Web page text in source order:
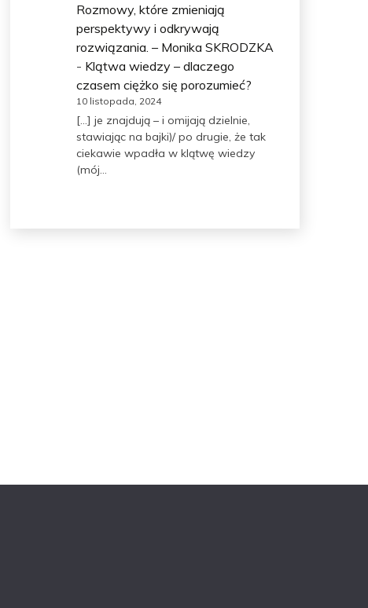
Rozmowy, które zmieniają
perspektywy i odkrywają
rozwiązania. – Monika SKRODZKA
- Klątwa wiedzy – dlaczego
czasem ciężko się porozumieć?
10 listopada, 2024
[…] je znajdują – i omijają dzielnie,
stawiając na bajki)/ po drugie, że tak
ciekawie wpadła w klątwę wiedzy
(mój…